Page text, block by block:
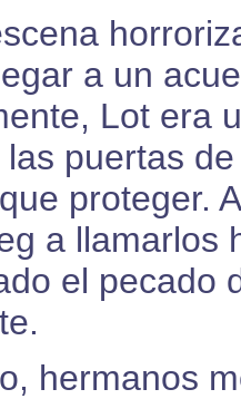
a un
Lot era
puertas
proteger.
a llamarlos
el pecado
hermanos